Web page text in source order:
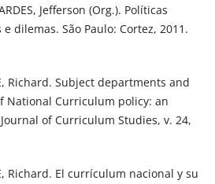
Jefferson (Org.). Políticas
dilemas. São Paulo: Cortez, 2011.
Richard. Subject departments and
National Curriculum policy: an
of Curriculum Studies, v. 24,
Richard. El currículum nacional y su